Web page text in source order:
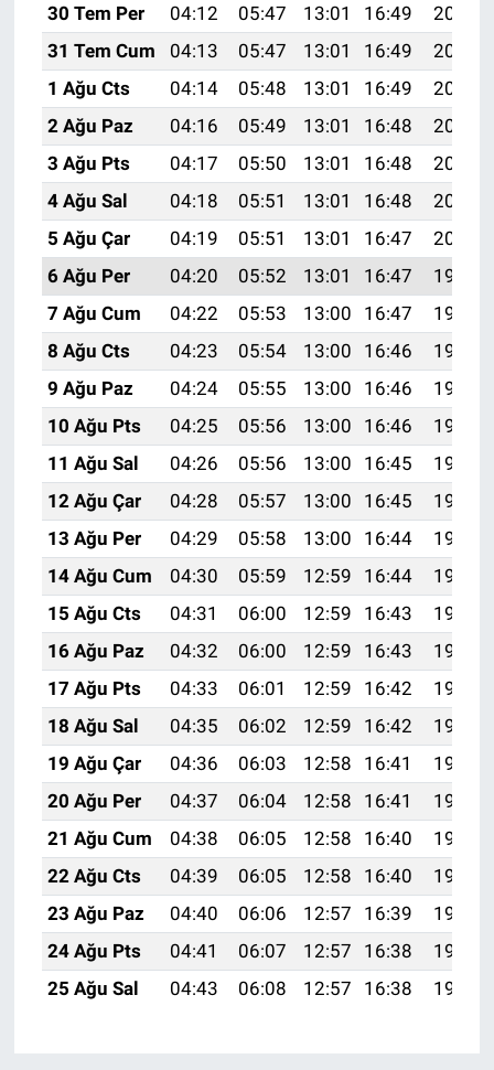
30 Tem Per
04:12 05:47 13:01 16:49
20:06
31 Tem Cum
04:13 05:47 13:01 16:49
20:05
1 Ağu Cts
04:14 05:48 13:01 16:49
20:04
2 Ağu Paz
04:16 05:49 13:01 16:48
20:03
3 Ağu Pts
04:17 05:50 13:01 16:48
20:02
4 Ağu Sal
04:18 05:51 13:01 16:48
20:01
5 Ağu Çar
04:19 05:51 13:01 16:47
20:00
6 Ağu Per
04:20 05:52 13:01 16:47
19:59
7 Ağu Cum
04:22 05:53 13:00 16:47
19:58
8 Ağu Cts
04:23 05:54 13:00 16:46
19:57
9 Ağu Paz
04:24 05:55 13:00 16:46
19:56
10 Ağu Pts
04:25 05:56 13:00 16:46
19:55
11 Ağu Sal
04:26 05:56 13:00 16:45
19:53
12 Ağu Çar
04:28 05:57 13:00 16:45
19:52
13 Ağu Per
04:29 05:58 13:00 16:44
19:51
14 Ağu Cum
04:30 05:59 12:59 16:44
19:50
15 Ağu Cts
04:31 06:00 12:59 16:43
19:49
16 Ağu Paz
04:32 06:00 12:59 16:43
19:48
17 Ağu Pts
04:33 06:01 12:59 16:42
19:46
18 Ağu Sal
04:35 06:02 12:59 16:42
19:45
19 Ağu Çar
04:36 06:03 12:58 16:41
19:44
20 Ağu Per
04:37 06:04 12:58 16:41
19:42
21 Ağu Cum
04:38 06:05 12:58 16:40
19:41
22 Ağu Cts
04:39 06:05 12:58 16:40
19:40
23 Ağu Paz
04:40 06:06 12:57 16:39
19:39
24 Ağu Pts
04:41 06:07 12:57 16:38
19:37
25 Ağu Sal
04:43 06:08 12:57 16:38 19:36